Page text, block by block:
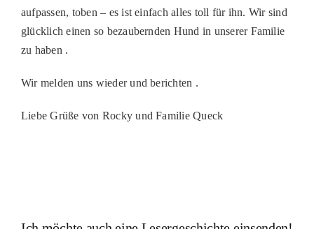
aufpassen, toben – es ist einfach alles toll für ihn. Wir sind
glücklich einen so bezaubernden Hund in unserer Familie
zu haben .
Wir melden uns wieder und berichten .
Liebe Grüße von Rocky und Familie Queck